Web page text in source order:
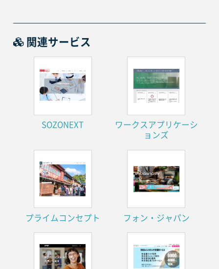
関連サービス
SOZONEXT
ワークスアプリケーシ
ョンズ
プライムコンセプト フォン・ジャパン